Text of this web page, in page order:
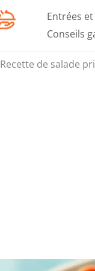
Entrées
Conseils
Recette de salade